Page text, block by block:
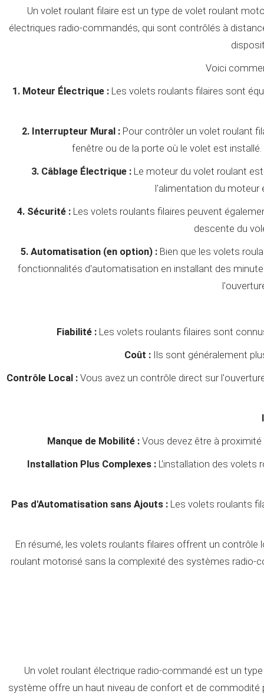
Un volet roulant filaire est un type de volet roulant
électriques radio-commandés, qui sont contrôlés à
Voici
1. Moteur Électrique : Les volets roulants filaires sont
2. Interrupteur Mural : Pour contrôler un volet roulant
fenêtre ou de la porte où le volet est
3. Câblage Électrique :Le moteur du volet roulant est
l'alimentation du moteur
4. Sécurité : Les volets roulants filaires peuvent
descente du
5. Automatisation (en option) : Bien que les volets
fonctionnalités d'automatisation en installant des
Fiabilité :Les volets roulants filaires sont
Coût : Ils sont généralement
Contrôle Local :Vous avez un contrôle direct sur
Manque de Mobilité : Vous devez être à
Installation Plus Complexes : L'installation des volets
Pas d'Automatisation sans Ajouts : Les volets roulants
En résumé, les volets roulants filaires offrent un
roulant motorisé sans la complexité des systèmes radio-
Un volet roulant électrique radio-commandé est un
système offre un haut niveau de confort et de commodité